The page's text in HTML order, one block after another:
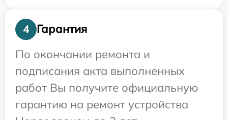
4
Гарантия
По окончании ремонта и
подписания акта выполненных
работ Вы получите официальную
гарантию на ремонт устройства